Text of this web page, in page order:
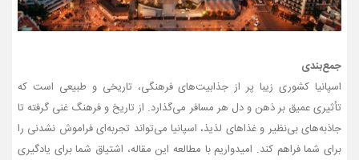
جمع‌بندی
اسپانیا کشوری زیبا پر از جذابیت‌های فرهنگی، تاریخی و طبیعی است که
تأثیری عمیق بر ذهن و دل هر مسافر می‌گذارد. از تاریخ و فرهنگ غنی گرفته تا
جاذبه‌های بی‌نظیر و غذاهای لذیذ، اسپانیا می‌تواند تجربه‌ای فراموش‌ نشدنی را
برای شما فراهم کند. امیدواریم با مطالعه این مقاله، اشتیاق شما برای یادگیری